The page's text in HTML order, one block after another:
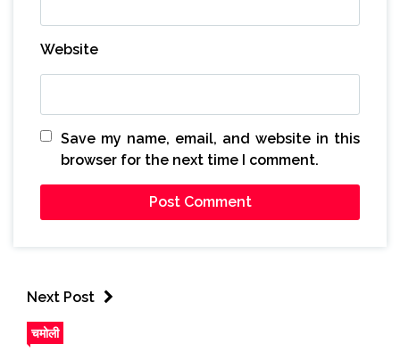
Website
Save my name, email, and website in this
browser for the next time I comment.
Next Post
चमोली